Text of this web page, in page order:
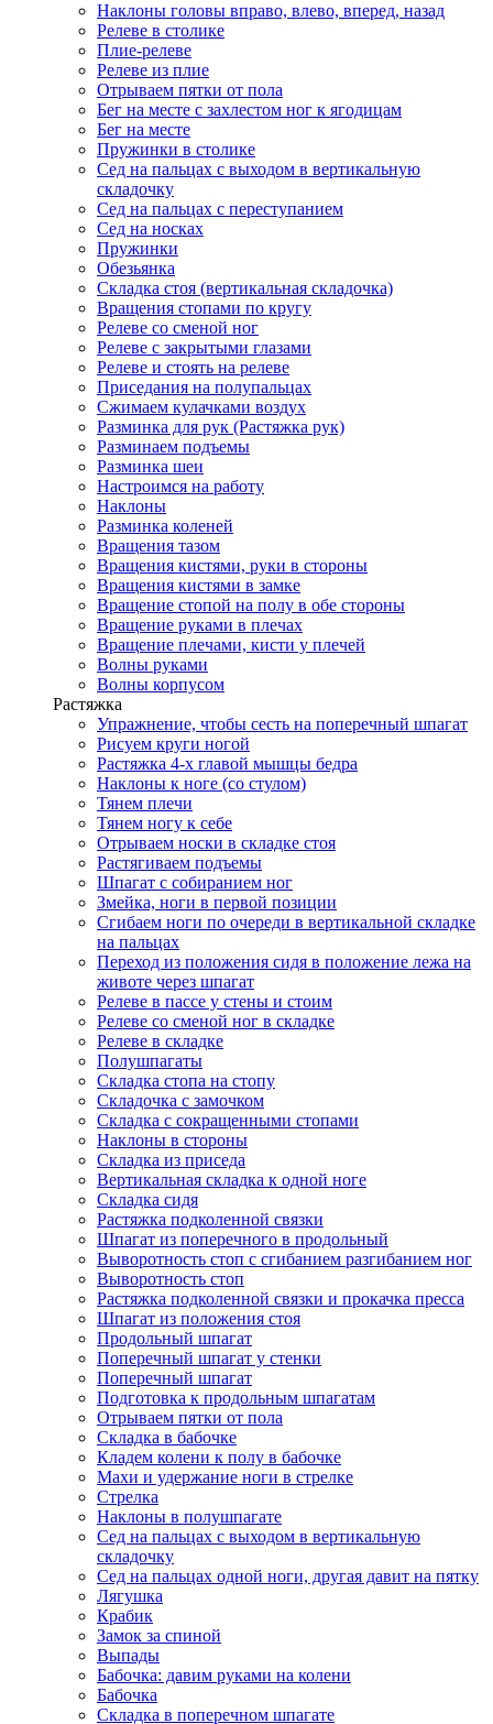
Наклоны головы вправо, влево, вперед, назад
Релеве в столике
Плие-релеве
Релеве из плие
Отрываем пятки от пола
Бег на месте с захлестом ног к ягодицам
Бег на месте
Пружинки в столике
Сед на пальцах с выходом в вертикальную
складочку
Сед на пальцах с переступанием
Сед на носках
Пружинки
Обезьянка
Складка стоя (вертикальная складочка)
Вращения стопами по кругу
Релеве со сменой ног
Релеве с закрытыми глазами
Релеве и стоять на релеве
Приседания на полупальцах
Сжимаем кулачками воздух
Разминка для рук (Растяжка рук)
Разминаем подъемы
Разминка шеи
Настроимся на работу
Наклоны
Разминка коленей
Вращения тазом
Вращения кистями, руки в стороны
Вращения кистями в замке
Вращение стопой на полу в обе стороны
Вращение руками в плечах
Вращение плечами, кисти у плечей
Волны руками
Волны корпусом
Растяжка
Упражнение, чтобы сесть на поперечный шпагат
Рисуем круги ногой
Растяжка 4-х главой мышцы бедра
Наклоны к ноге (со стулом)
Тянем плечи
Тянем ногу к себе
Отрываем носки в складке стоя
Растягиваем подъемы
Шпагат с собиранием ног
Змейка, ноги в первой позиции
Сгибаем ноги по очереди в вертикальной складке
на пальцах
Переход из положения сидя в положение лежа на
животе через шпагат
Релеве в пассе у стены и стоим
Релеве со сменой ног в складке
Релеве в складке
Полушпагаты
Складка стопа на стопу
Складочка с замочком
Складка с сокращенными стопами
Наклоны в стороны
Складка из приседа
Вертикальная складка к одной ноге
Складка сидя
Растяжка подколенной связки
Шпагат из поперечного в продольный
Выворотность стоп с сгибанием разгибанием ног
Выворотность стоп
Растяжка подколенной связки и прокачка пресса
Шпагат из положения стоя
Продольный шпагат
Поперечный шпагат у стенки
Поперечный шпагат
Подготовка к продольным шпагатам
Отрываем пятки от пола
Складка в бабочке
Кладем колени к полу в бабочке
Махи и удержание ноги в стрелке
Стрелка
Наклоны в полушпагате
Сед на пальцах с выходом в вертикальную
складочку
Сед на пальцах одной ноги, другая давит на пятку
Лягушка
Крабик
Замок за спиной
Выпады
Бабочка: давим руками на колени
Бабочка
Складка в поперечном шпагате